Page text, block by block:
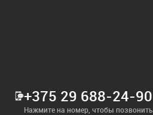
+375 29 688-24-90
Нажмите на номер, чтобы позвонить